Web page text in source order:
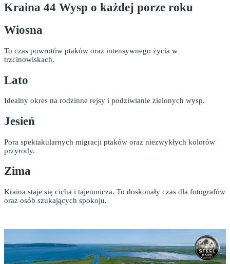
Kraina 44 Wysp o każdej porze roku
Wiosna
To czas powrotów ptaków oraz intensywnego życia w
trzcinowiskach.
Lato
Idealny okres na rodzinne rejsy i podziwianie zielonych wysp.
Jesień
Pora spektakularnych migracji ptaków oraz niezwykłych kolorów
przyrody.
Zima
Kraina staje się cicha i tajemnicza. To doskonały czas dla fotografów
oraz osób szukających spokoju.